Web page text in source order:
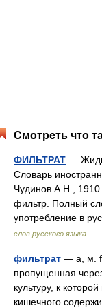
Смотреть что
ФИЛЬТРАТ —
Словарь
Чудинов А.Н.,
фильтр. Полный
употребление в
слов русского языка
фильтрат — а, м.
пропущенная
культуру, к
кишечного